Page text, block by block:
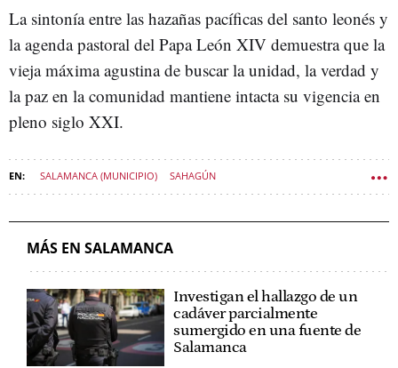
La sintonía entre las hazañas pacíficas del santo leonés y
la agenda pastoral del Papa León XIV demuestra que la
vieja máxima agustina de buscar la unidad, la verdad y
la paz en la comunidad mantiene intacta su vigencia en
pleno siglo XXI.
SALAMANCA (MUNICIPIO) SAHAGÚN
MÁS EN SALAMANCA
Investigan el hallazgo de un
cadáver parcialmente
sumergido en una fuente de
Salamanca